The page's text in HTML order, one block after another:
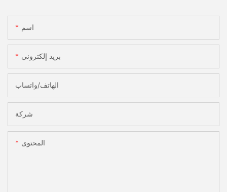
اسم
بريد إلكتروني
الهاتف/واتساب
شركة
المحتوى